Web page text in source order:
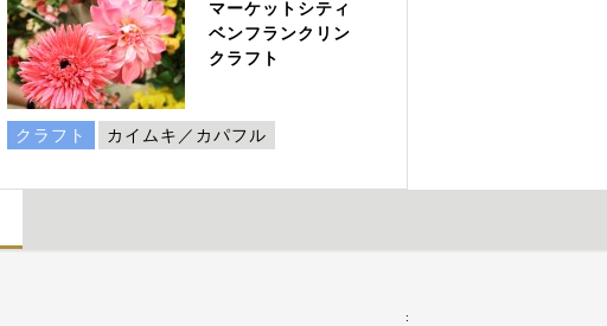
マーケットシティ
ベンフランクリン
クラフト
クラフト カイムキ／カパフル
: